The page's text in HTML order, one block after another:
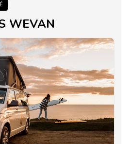
WEVAN